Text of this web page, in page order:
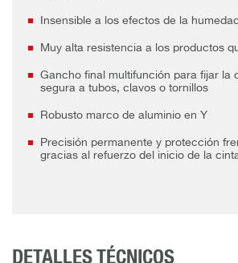
Insensible a los efectos de la humedad
Muy alta resistencia a los productos
Gancho final multifunción para fijar la
segura a tubos, clavos o tornillos
Robusto marco de aluminio en Y
Precisión permanente y protección
gracias al refuerzo del inicio de la
DETALLES TÉCNICOS